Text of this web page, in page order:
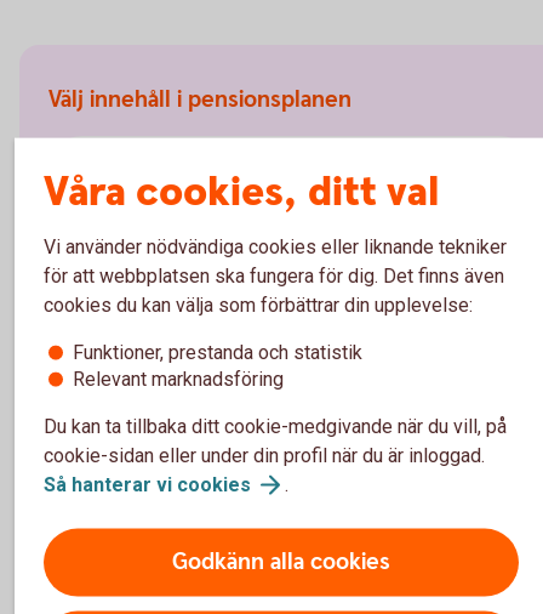
Välj innehåll i pensionsplanen
Sjukförsäkring företag
Olycksfallsförsäkring
Tjänstegrupplivförsäkring TGL
Individuell livförsäkring
Våra cookies, ditt val
Vi använder nödvändiga cookies eller liknande tekniker
för att webbplatsen ska fungera för dig. Det finns även
cookies du kan välja som förbättrar din upplevelse:
Funktioner, prestanda och statistik
Relevant marknadsföring
Du kan ta tillbaka ditt cookie-medgivande när du vill, på
cookie-sidan eller under din profil när du är inloggad.
Så hanterar vi cookies .
Godkänn alla cookies